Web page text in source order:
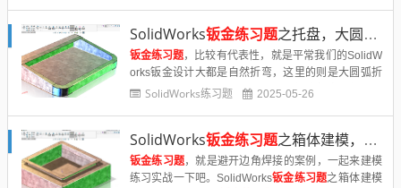
SolidWorks钣金练习题之托盘，大圆弧钣金折弯下料
钣金练习题，比较有代表性，就是平常我们的SolidW
orks钣金设计大都是自然折弯，这里的则是大圆弧折
弯，一起来看看SolidWorks大圆弧钣金折弯件如何建
SolidWorks练习题 2025-05-26
SolidWorks钣金练习题之箱体建模，避开边角焊缝更美观
钣金练习题，就是避开边角焊接的案例，一起来建模
练习实战一下吧。SolidWorks钣金练习题之箱体建模